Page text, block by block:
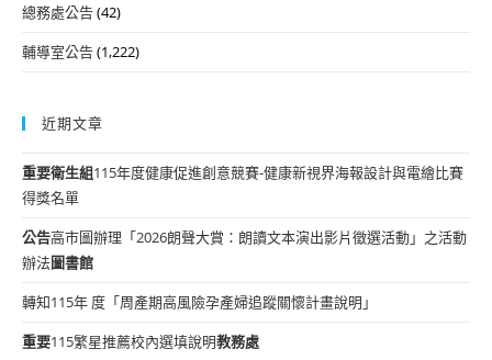
總務處公告(42)
輔導室公告(1,222)
近期文章
重要衛生組115年度健康促進創意競賽-健康新視界海報設計與電繪比賽
得獎名單
公告高市圖辦理「2026朗聲大賞：朗讀文本演出影片徵選活動」之活動
辦法圖書館
轉知115年 度「周產期高風險孕產婦追蹤關懷計畫說明」
重要115繁星推薦校內選填說明教務處